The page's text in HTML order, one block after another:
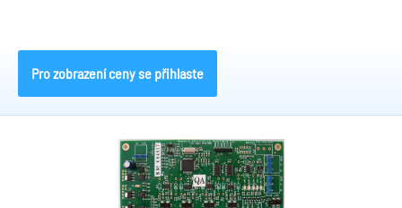
Pro zobrazení ceny se přihlaste